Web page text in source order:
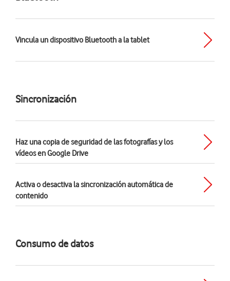
Vincula un dispositivo Bluetooth a la tablet
Sincronización
Haz una copia de seguridad de las fotografías y los
vídeos en Google Drive
Activa o desactiva la sincronización automática de
contenido
Consumo de datos